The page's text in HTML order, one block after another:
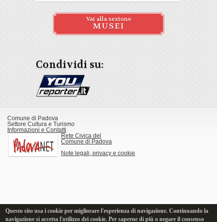
Vai alla sezione
MUSEI
Condividi su:
Comune di Padova
Settore Cultura e Turismo
Informazioni e Contatti
Rete Civica del
Comune di Padova
Note legali, privacy e cookie
Questo sito usa i cookie per migliorare l'esperienza di navigazione. Continuando la
navigazione si accetta l'utilizzo dei cookie. Per saperne di più o negare il consenso